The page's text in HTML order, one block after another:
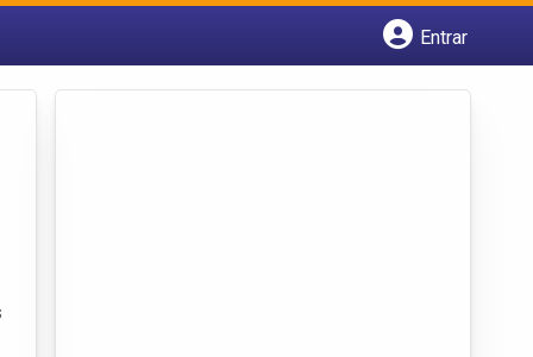
Entrar